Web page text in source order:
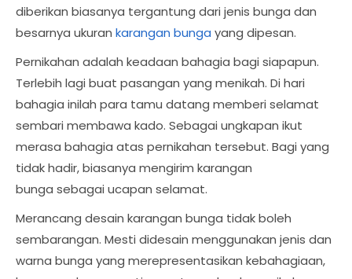
diberikan biasanya tergantung dari jenis bunga dan
besarnya ukuran karangan bunga yang dipesan.
Pernikahan adalah keadaan bahagia bagi siapapun.
Terlebih lagi buat pasangan yang menikah. Di hari
bahagia inilah para tamu datang memberi selamat
sembari membawa kado. Sebagai ungkapan ikut
merasa bahagia atas pernikahan tersebut. Bagi yang
tidak hadir, biasanya mengirim karangan
bunga sebagai ucapan selamat.
Merancang desain karangan bunga tidak boleh
sembarangan. Mesti didesain menggunakan jenis dan
warna bunga yang merepresentasikan kebahagiaan,